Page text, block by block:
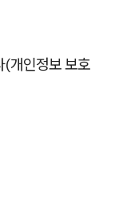
(개인정보 보호